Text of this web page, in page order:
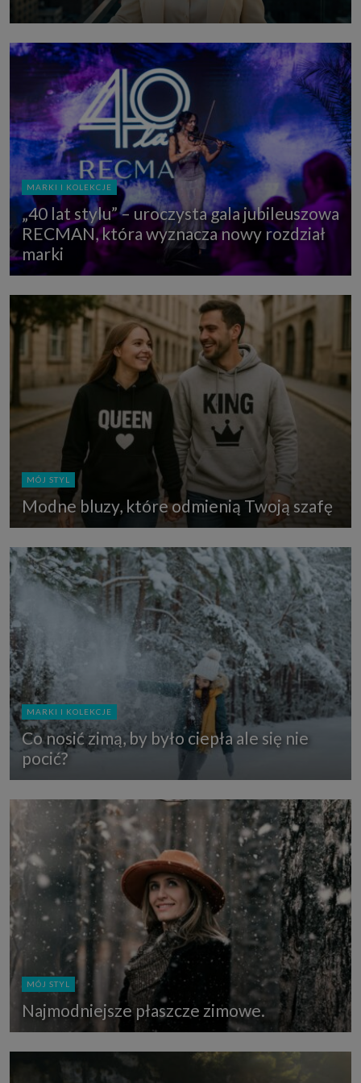
MARKI I KOLEKCJE
„40 lat stylu” – uroczysta gala jubileuszowa
RECMAN, która wyznacza nowy rozdział
marki
MÓJ STYL
Modne bluzy, które odmienią Twoją szafę
MARKI I KOLEKCJE
Co nosić zimą, by było ciepła ale się nie
pocić?
MÓJ STYL
Najmodniejsze płaszcze zimowe.